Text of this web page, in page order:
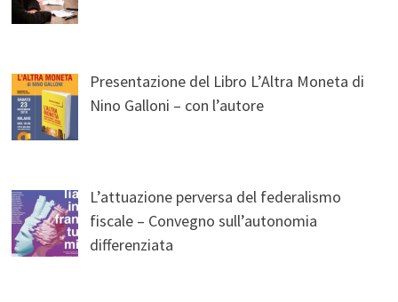
Presentazione del Libro L’Altra Moneta di
Nino Galloni – con l’autore
L’attuazione perversa del federalismo
fiscale – Convegno sull’autonomia
differenziata